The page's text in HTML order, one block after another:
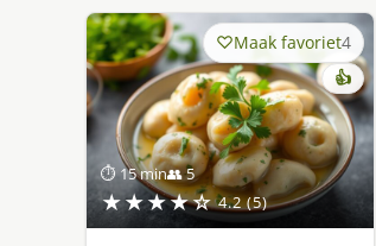
⏱ 15 min👥 5
★★★★☆ 4.2 (5)
Maak favoriet4
👍